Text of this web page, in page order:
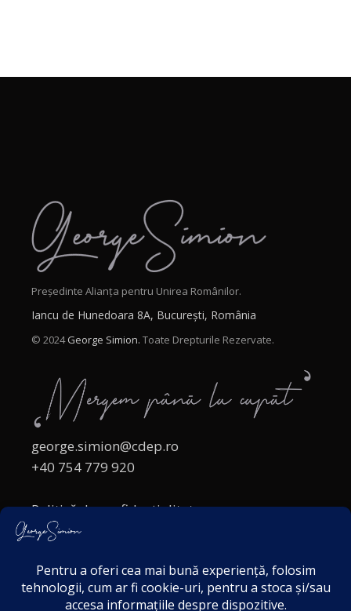
Președinte Alianța pentru Unirea Românilor.
Iancu de Hunedoara 8A, București, România
© 2024George Simion. Toate Drepturile Rezervate.
george.simion@cdep.ro
+40 754 779 920
Politică de confidențialitate
Politica cookies
Acordul de markting
Disclaimer